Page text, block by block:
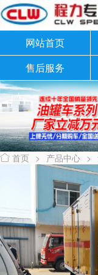
网站首页
售后服务
 首页 > 产品中心 >